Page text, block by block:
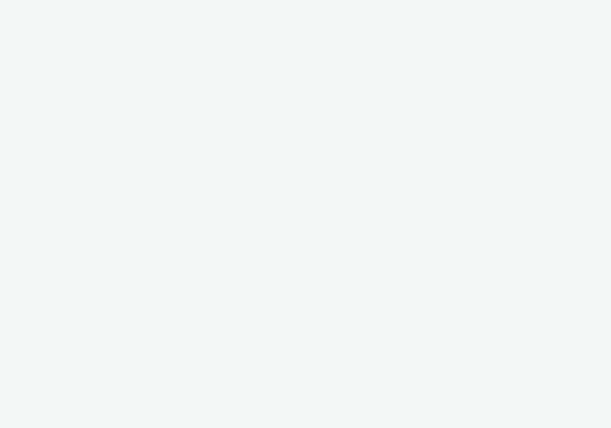
helps in delivering a better user experience for the visitors.
information on metrics the number of visitors, bounce rate,
track visitors across websites and collect information to